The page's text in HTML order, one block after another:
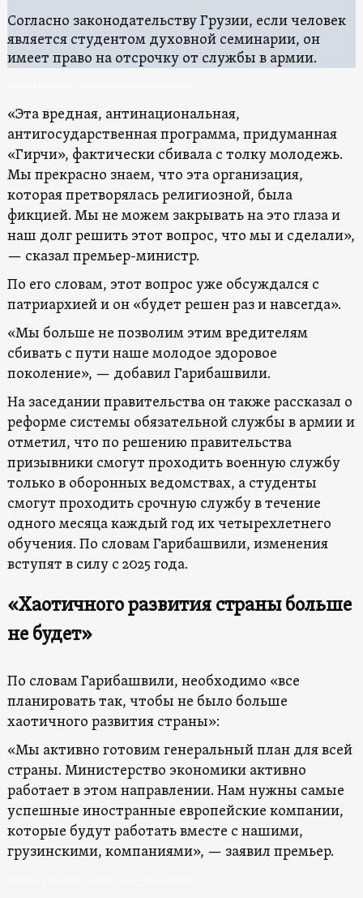
Согласно законодательству Грузии, если человек
является студентом духовной семинарии, он
имеет право на отсрочку от службы в армии.
«Эта вредная, антинациональная,
антигосударственная программа, придуманная
«Гирчи», фактически сбивала с толку молодежь.
Мы прекрасно знаем, что эта организация,
которая претворялась религиозной, была
фикцией. Мы не можем закрывать на это глаза и
наш долг решить этот вопрос, что мы и сделали»,
— сказал премьер-министр.
По его словам, этот вопрос уже обсуждался с
патриархией и он «будет решен раз и навсегда».
«Мы больше не позволим этим вредителям
сбивать с пути наше молодое здоровое
поколение», — добавил Гарибашвили.
На заседании правительства он также рассказал о
реформе системы обязательной службы в армии и
отметил, что по решению правительства
призывники смогут проходить военную службу
только в оборонных ведомствах, а студенты
смогут проходить срочную службу в течение
одного месяца каждый год их четырехлетнего
обучения. По словам Гарибашвили, изменения
вступят в силу с 2025 года.
«Хаотичного развития страны больше
не будет»
По словам Гарибашвили, необходимо «все
планировать так, чтобы не было больше
хаотичного развития страны»:
«Мы активно готовим генеральный план для всей
страны. Министерство экономики активно
работает в этом направлении. Нам нужны самые
успешные иностранные европейские компании,
которые будут работать вместе с нашими,
грузинскими, компаниями», — заявил премьер.